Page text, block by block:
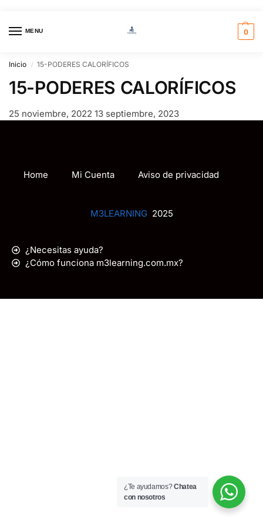
MENU 0
Inicio / 15-PODERES CALORÍFICOS
15-PODERES CALORÍFICOS
25 noviembre, 2022 13 septiembre, 2023
Home Mi Cuenta Aviso de privacidad
M3LEARNING2025
¿Necesitas ayuda?
¿Cómo funciona m3learning.com.mx?
¿Te ayudamos?Chatea
con nosotros